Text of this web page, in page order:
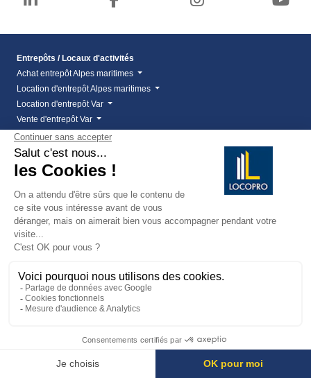
Entrepôts / Locaux d'activités
Achat entrepôt Alpes maritimes
Location d'entrepôt Alpes maritimes
Location d'entrepôt Var
Vente d'entrepôt Var
Bureaux entreprise
Location bureaux
Location bureaux Alpes Maritimes (06)
Location bureaux Var (83)
Vente bureaux Alpes Maritimes (06)
Vente bureaux Var (83)
Locaux commerciaux
Achat local commercial
Cession de bail
Cession de bail fréjus